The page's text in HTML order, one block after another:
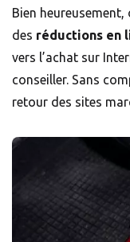
Bien
des réductions en
vers l’achat sur
conseiller. Sans
retour des sites